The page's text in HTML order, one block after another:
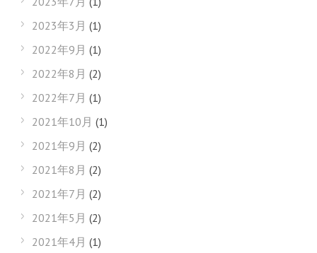
2023年3月 (1)
2022年9月 (1)
2022年8月 (2)
2022年7月 (1)
2021年10月 (1)
2021年9月 (2)
2021年8月 (2)
2021年7月 (2)
2021年5月 (2)
2021年4月 (1)